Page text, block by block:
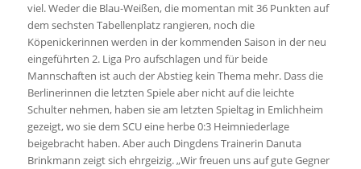
viel. Weder die Blau-Weißen, die momentan mit 36 Punkten auf
dem sechsten Tabellenplatz rangieren, noch die
Köpenickerinnen werden in der kommenden Saison in der neu
eingeführten 2. Liga Pro aufschlagen und für beide
Mannschaften ist auch der Abstieg kein Thema mehr. Dass die
Berlinerinnen die letzten Spiele aber nicht auf die leichte
Schulter nehmen, haben sie am letzten Spieltag in Emlichheim
gezeigt, wo sie dem SCU eine herbe 0:3 Heimniederlage
beigebracht haben. Aber auch Dingdens Trainerin Danuta
Brinkmann zeigt sich ehrgeizig. „Wir freuen uns auf gute Gegner